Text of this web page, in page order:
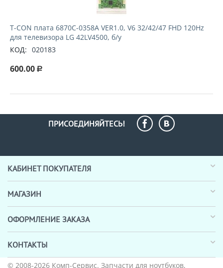
T-СON плата 6870C-0358A VER1.0, V6 32/42/47 FHD 120Hz
для телевизора LG 42LV4500, б/у
КОД: 020183
600.00 Р
ПРИСОЕДИНЯЙТЕСЬ!
КАБИНЕТ ПОКУПАТЕЛЯ
МАГАЗИН
ОФОРМЛЕНИЕ ЗАКАЗА
КОНТАКТЫ
© 2008-2026 Комп-Сервис. Запчасти для ноутбуков,